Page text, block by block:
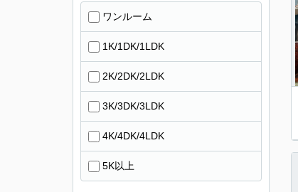
ワンルーム
1K/1DK/1LDK
2K/2DK/2LDK
3K/3DK/3LDK
4K/4DK/4LDK
5K以上